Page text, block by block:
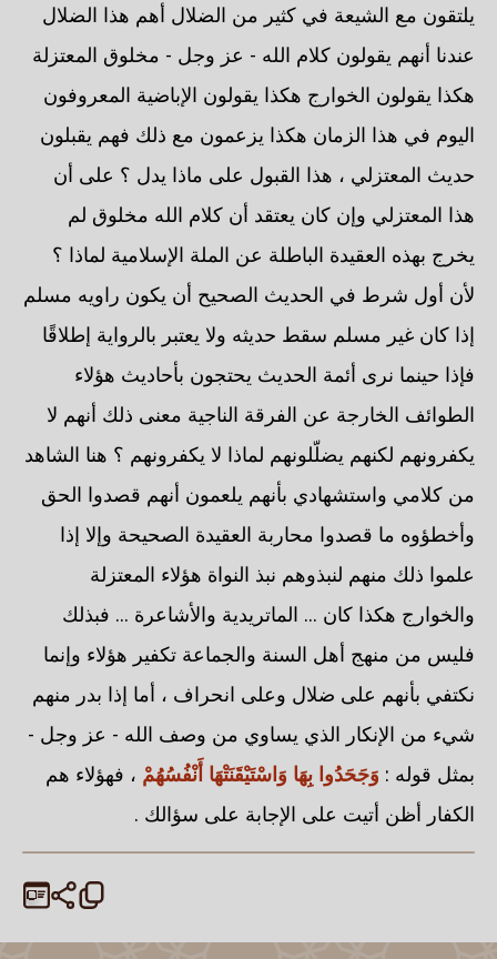
يلتقون مع الشيعة في كثير من الضلال أهم هذا الضلال
عندنا أنهم يقولون كلام الله - عز وجل - مخلوق المعتزلة
هكذا يقولون الخوارج هكذا يقولون الإباضية المعروفون
اليوم في هذا الزمان هكذا يزعمون مع ذلك فهم يقبلون
حديث المعتزلي ، هذا القبول على ماذا يدل ؟ على أن
هذا المعتزلي وإن كان يعتقد أن كلام الله مخلوق لم
يخرج بهذه العقيدة الباطلة عن الملة الإسلامية لماذا ؟
لأن أول شرط في الحديث الصحيح أن يكون راويه مسلم
إذا كان غير مسلم سقط حديثه ولا يعتبر بالرواية إطلاقًا
فإذا حينما نرى أئمة الحديث يحتجون بأحاديث هؤلاء
الطوائف الخارجة عن الفرقة الناجية معنى ذلك أنهم لا
يكفرونهم لكنهم يضلّلونهم لماذا لا يكفرونهم ؟ هنا الشاهد
من كلامي واستشهادي بأنهم يلعمون أنهم قصدوا الحق
وأخطؤوه ما قصدوا محاربة العقيدة الصحيحة وإلا إذا
علموا ذلك منهم لنبذوهم نبذ النواة هؤلاء المعتزلة
والخوارج هكذا كان ... الماتريدية والأشاعرة ... فبذلك
فليس من منهج أهل السنة والجماعة تكفير هؤلاء وإنما
نكتفي بأنهم على ضلال وعلى انحراف ، أما إذا بدر منهم
شيء من الإنكار الذي يساوي من وصف الله - عز وجل -
بمثل قوله : وَجَحَدُوا بِهَا وَاسْتَيْقَنَتْهَا أَنْفُسُهُمْ ، فهؤلاء هم
الكفار أظن أتيت على الإجابة على سؤالك .